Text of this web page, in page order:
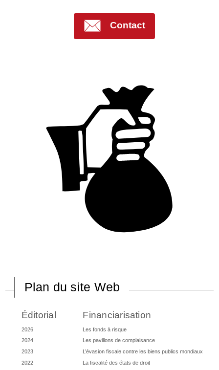
Contact
Plan du site Web
Éditorial
2026
2024
2023
2022
Financiarisation
Les fonds à risque
Les pavillons de complaisance
L’évasion fiscale contre les biens publics mondiaux
La fiscalité des états de droit